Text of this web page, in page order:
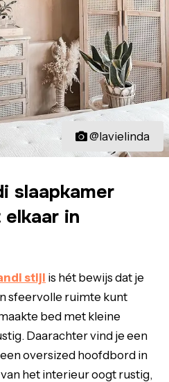
@lavielinda
slaapkamer
in
stijl is hét bewijs dat je
sfeervolle ruimte kunt
bed met kleine
Daarachter vind je een
oversized hoofdbord in
het interieur oogt rustig,